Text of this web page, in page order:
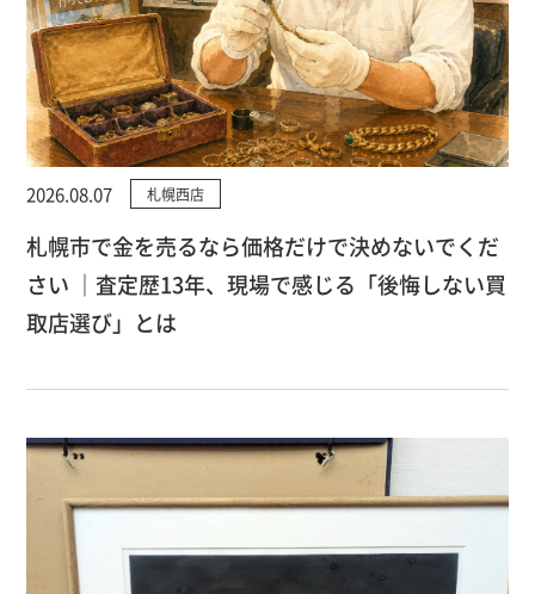
2026.08.07 札幌西店
札幌市で金を売るなら価格だけで決めないでくだ
さい ｜査定歴13年、現場で感じる「後悔しない買
取店選び」とは